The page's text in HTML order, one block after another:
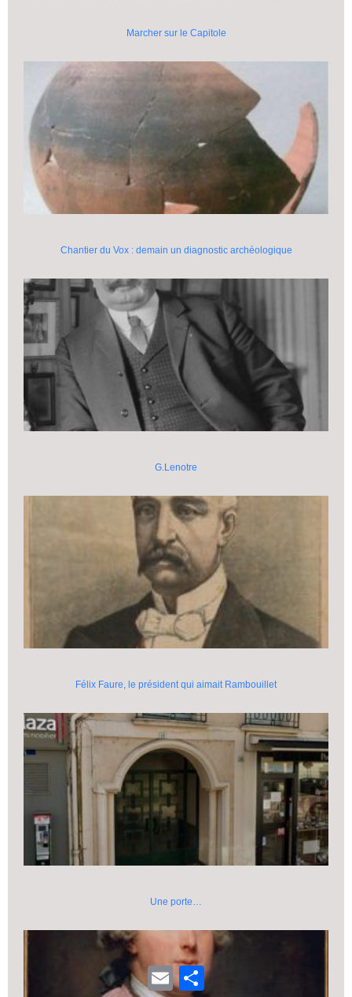
Marcher sur le Capitole
Chantier du Vox : demain un diagnostic archéologique
G.Lenotre
Félix Faure, le président qui aimait Rambouillet
Une porte…
E
m
P
a